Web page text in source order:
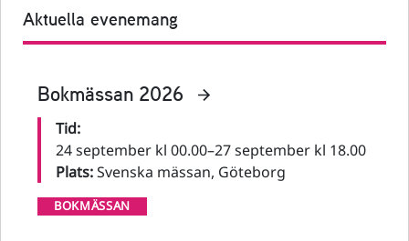
Aktuella evenemang
Bokmässan 2026
Tid:
24 september kl 00.00–27 september kl 18.00
Plats:Svenska mässan, Göteborg
BOKMÄSSAN